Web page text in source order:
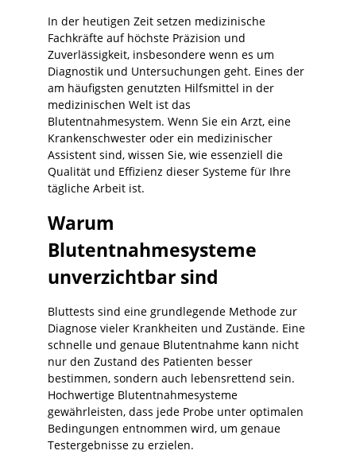
In der heutigen Zeit setzen medizinische
Fachkräfte auf höchste Präzision und
Zuverlässigkeit, insbesondere wenn es um
Diagnostik und Untersuchungen geht. Eines der
am häufigsten genutzten Hilfsmittel in der
medizinischen Welt ist das
Blutentnahmesystem. Wenn Sie ein Arzt, eine
Krankenschwester oder ein medizinischer
Assistent sind, wissen Sie, wie essenziell die
Qualität und Effizienz dieser Systeme für Ihre
tägliche Arbeit ist.
Warum
Blutentnahmesysteme
unverzichtbar sind
Bluttests sind eine grundlegende Methode zur
Diagnose vieler Krankheiten und Zustände. Eine
schnelle und genaue Blutentnahme kann nicht
nur den Zustand des Patienten besser
bestimmen, sondern auch lebensrettend sein.
Hochwertige Blutentnahmesysteme
gewährleisten, dass jede Probe unter optimalen
Bedingungen entnommen wird, um genaue
Testergebnisse zu erzielen.